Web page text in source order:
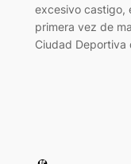
excesivo castigo,
primera vez de
Ciudad Deportiva